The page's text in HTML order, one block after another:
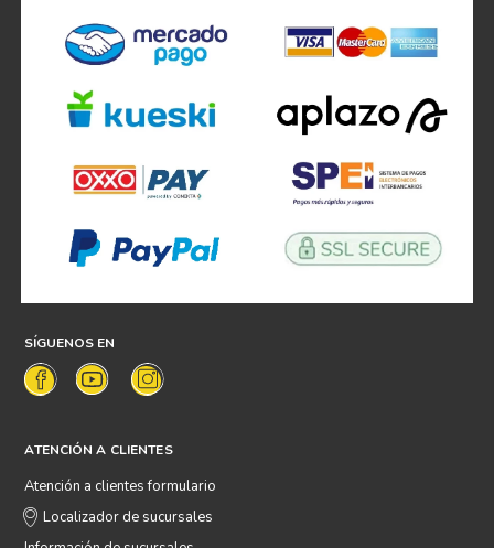
SÍGUENOS EN
ATENCIÓN A CLIENTES
Atención a clientes formulario
Localizador de sucursales